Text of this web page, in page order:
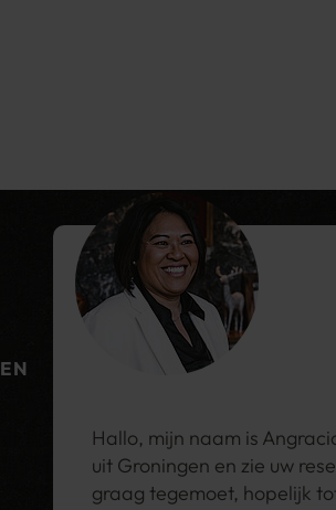
Hallo, mijn naam is
uit Groningen en zie uw
graag tegemoet, hopelijk